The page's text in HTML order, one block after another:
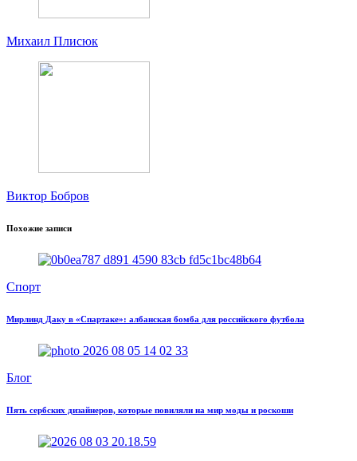
Михаил Плисюк
Виктор Бобров
Похожие записи
Спорт
Мирлинд Даку в «Спартаке»: албанская бомба для российского футбола
Блог
Пять сербских дизайнеров, которые повиляли на мир моды и роскоши